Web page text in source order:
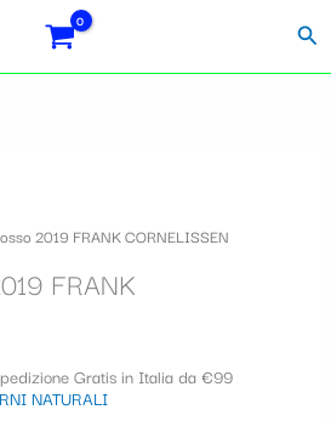
2019 FRANK CORNELISSEN
FRANK
Gratis in Italia da €99
NATURALI